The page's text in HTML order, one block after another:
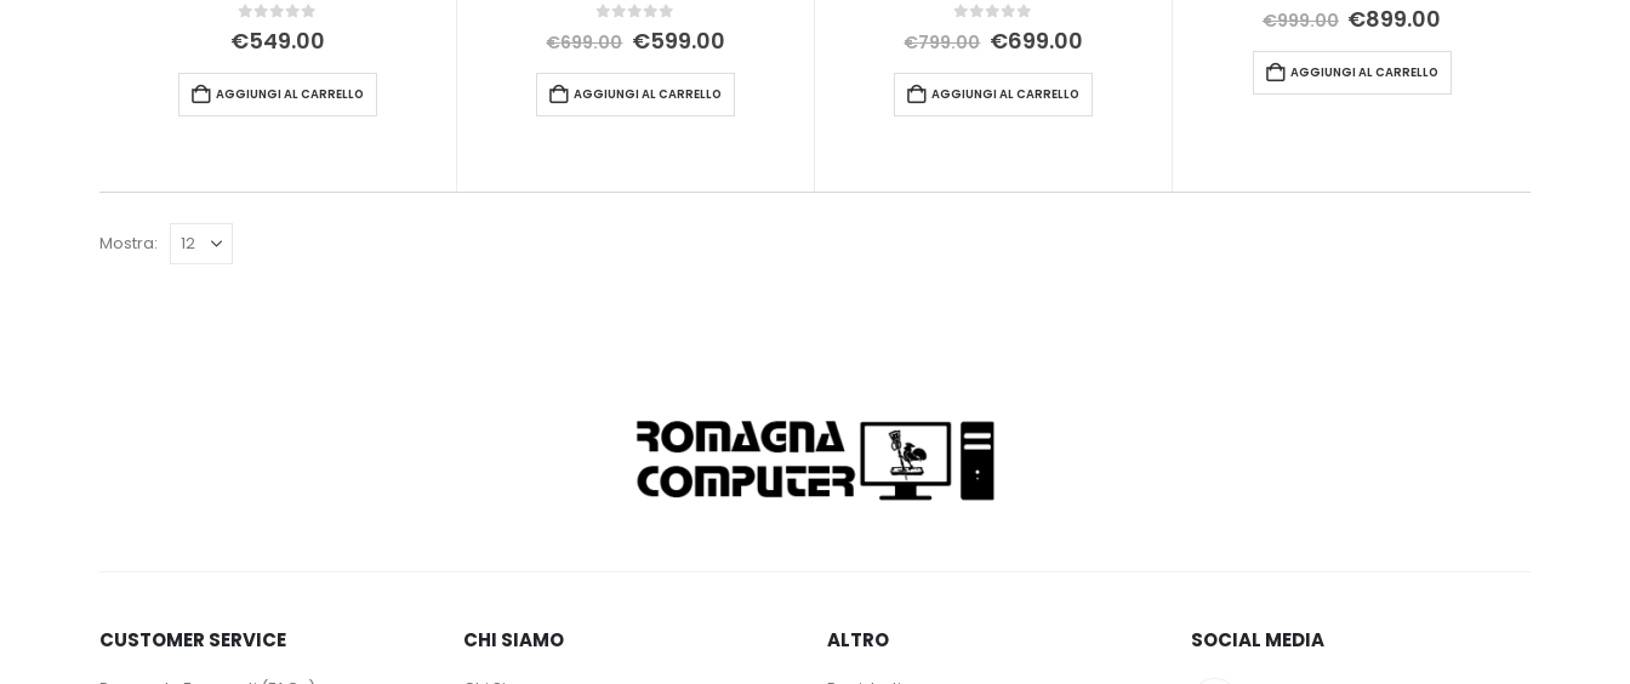
Su 5
€549.00
AGGIUNGI AL CARRELLO
€699.00 Il
originale
era:
€699.00.
€599.00Il
attuale
€599.00.
AGGIUNGI AL CARRELLO
€799.00 Il
originale
era:
€799.00.
€699.00Il
attuale
€699.00.
AGGIUNGI AL CARRELLO
€999.00 Il
originale
era:
€999.00.
€899.00
attuale
€899.00.
AGGIUNGI AL CARRELLO
Mostra:
CUSTOMER SERVICE CHI SIAMO ALTRO SOCIAL MEDIA